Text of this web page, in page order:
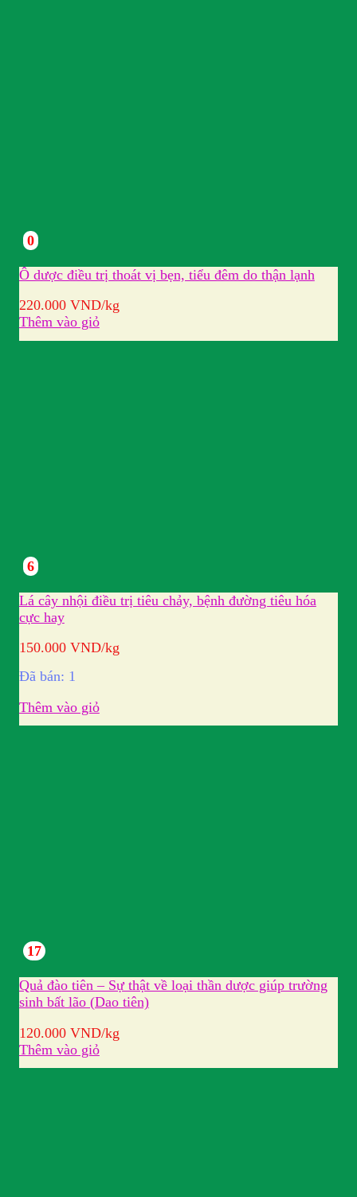
0
Ô dược điều trị thoát vị bẹn, tiểu đêm do thận lạnh
220.000 VND/kg
Thêm vào giỏ
6
Lá cây nhội điều trị tiêu chảy, bệnh đường tiêu hóa
cực hay
150.000 VND/kg
Đã bán: 1
Thêm vào giỏ
17
Quả đào tiên – Sự thật về loại thần dược giúp trường
sinh bất lão (Dao tiên)
120.000 VND/kg
Thêm vào giỏ